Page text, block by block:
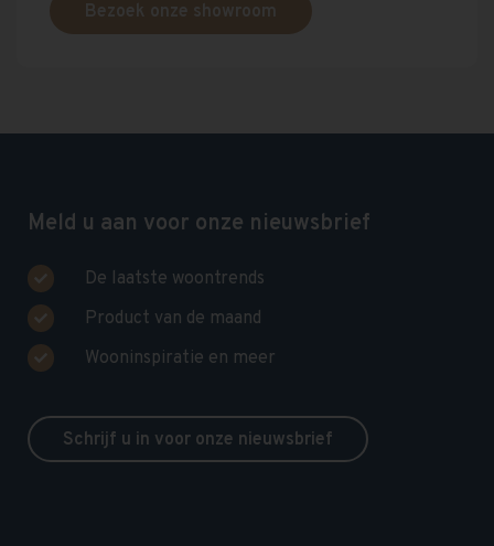
Bezoek onze showroom
Meld u aan voor onze nieuwsbrief
De laatste woontrends
Product van de maand
Wooninspiratie en meer
Schrijf u in voor onze nieuwsbrief